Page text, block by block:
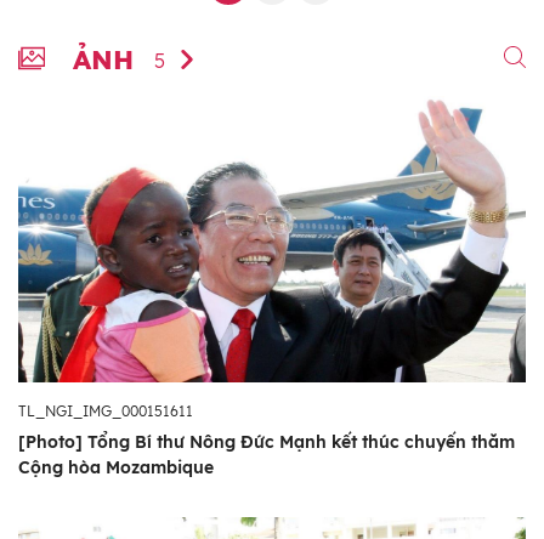
ẢNH 5
TL_NGI_IMG_000151611
[Photo] Tổng Bí thư Nông Đức Mạnh kết thúc chuyến thăm
Cộng hòa Mozambique